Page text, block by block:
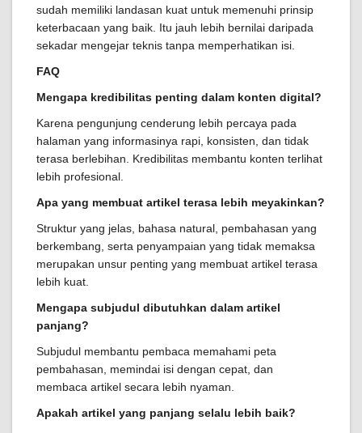
sudah memiliki landasan kuat untuk memenuhi prinsip
keterbacaan yang baik. Itu jauh lebih bernilai daripada
sekadar mengejar teknis tanpa memperhatikan isi.
FAQ
Mengapa kredibilitas penting dalam konten digital?
Karena pengunjung cenderung lebih percaya pada
halaman yang informasinya rapi, konsisten, dan tidak
terasa berlebihan. Kredibilitas membantu konten terlihat
lebih profesional.
Apa yang membuat artikel terasa lebih meyakinkan?
Struktur yang jelas, bahasa natural, pembahasan yang
berkembang, serta penyampaian yang tidak memaksa
merupakan unsur penting yang membuat artikel terasa
lebih kuat.
Mengapa subjudul dibutuhkan dalam artikel
panjang?
Subjudul membantu pembaca memahami peta
pembahasan, memindai isi dengan cepat, dan
membaca artikel secara lebih nyaman.
Apakah artikel yang panjang selalu lebih baik?